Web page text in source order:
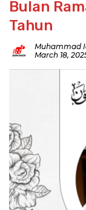
Bulan
Tahun
Muhammad
March 18,